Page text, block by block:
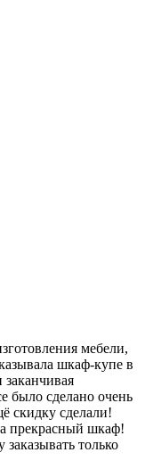
мебели,
шкаф-купе в
было сделано очень
скидку сделали!
прекрасный шкаф!
только